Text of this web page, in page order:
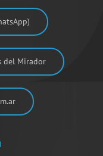
del Mirador